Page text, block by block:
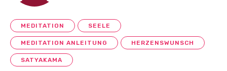
MEDITATION SEELE
MEDITATION ANLEITUNG HERZENSWUNSCH
SATYAKAMA